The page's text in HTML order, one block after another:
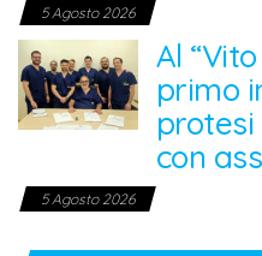
5 Agosto 2026
Al
primo
con
5 Agosto 2026